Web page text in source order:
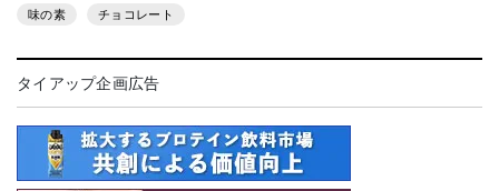
味の素 チョコレート
タイアップ企画広告